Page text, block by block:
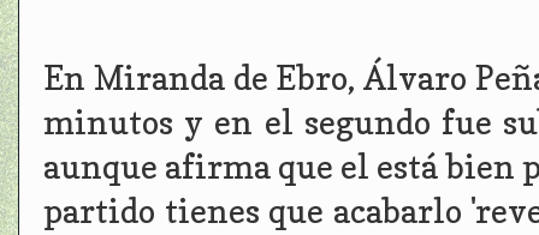
En Miranda de Ebro, Álvaro
minutos y en el segundo fue
aunque afirma que el está bien
partido tienes que acabarlo